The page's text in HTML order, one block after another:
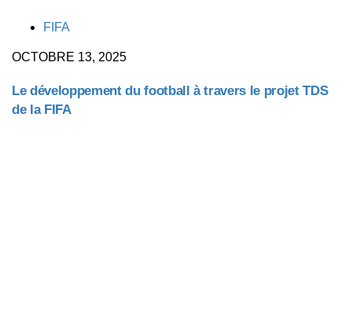
TAGSFIFA
OCTOBRE 13, 2025
Le développement du football à travers le projet TDS
de la FIFA